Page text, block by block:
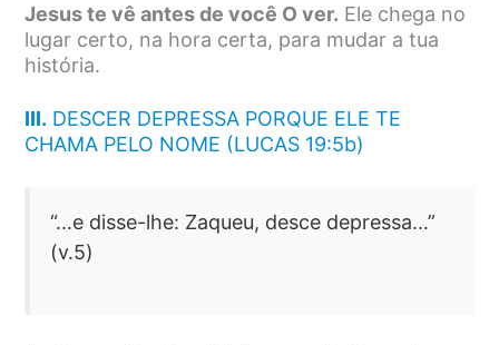
Jesus te vê antes de você O ver. Ele chega no
lugar certo, na hora certa, para mudar a tua
história.
III. DESCER DEPRESSA PORQUE ELE TE
CHAMA PELO NOME (LUCAS 19:5b)
“…e disse-lhe: Zaqueu, desce depressa…”
(v.5)